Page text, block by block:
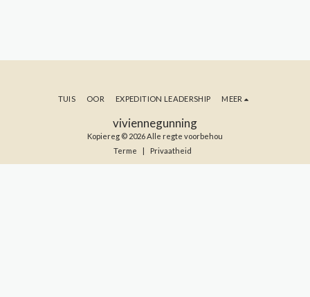
viviennegunning
Kopiereg © 2026 Alle regte voorbehou
Terme
Privaatheid
TUIS OOR EXPEDITION LEADERSHIP MEER